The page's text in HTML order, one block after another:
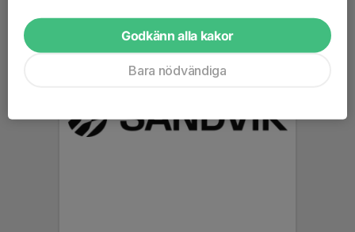
Godkänn alla kakor
Bara nödvändiga